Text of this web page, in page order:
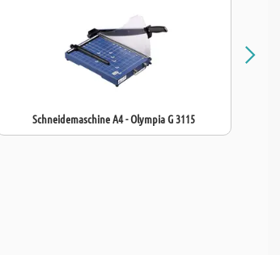
Schneidemaschine A4 - Olympia G 3115